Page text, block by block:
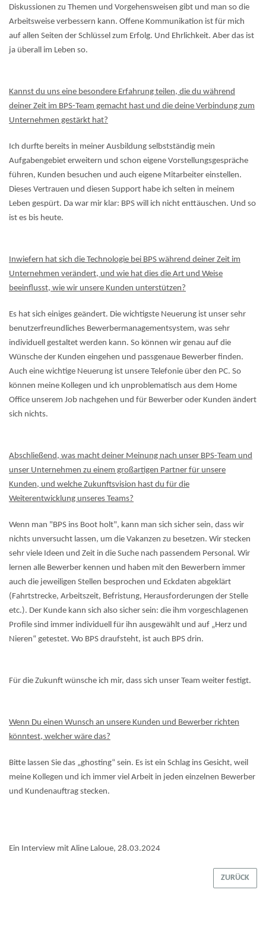
Diskussionen zu Themen und Vorgehensweisen gibt und man so die
Arbeitsweise verbessern kann. Offene Kommunikation ist für mich
auf allen Seiten der Schlüssel zum Erfolg. Und Ehrlichkeit. Aber das ist
ja überall im Leben so.
Kannst du uns eine besondere Erfahrung teilen, die du während
deiner Zeit im BPS-Team gemacht hast und die deine Verbindung zum
Unternehmen gestärkt hat?
Ich durfte bereits in meiner Ausbildung selbstständig mein
Aufgabengebiet erweitern und schon eigene Vorstellungsgespräche
führen, Kunden besuchen und auch eigene Mitarbeiter einstellen.
Dieses Vertrauen und diesen Support habe ich selten in meinem
Leben gespürt. Da war mir klar: BPS will ich nicht enttäuschen. Und so
ist es bis heute.
Inwiefern hat sich die Technologie bei BPS während deiner Zeit im
Unternehmen verändert, und wie hat dies die Art und Weise
beeinflusst, wie wir unsere Kunden unterstützen?
Es hat sich einiges geändert. Die wichtigste Neuerung ist unser sehr
benutzerfreundliches Bewerbermanagementsystem, was sehr
individuell gestaltet werden kann. So können wir genau auf die
Wünsche der Kunden eingehen und passgenaue Bewerber finden.
Auch eine wichtige Neuerung ist unsere Telefonie über den PC. So
können meine Kollegen und ich unproblematisch aus dem Home
Office unserem Job nachgehen und für Bewerber oder Kunden ändert
sich nichts.
Abschließend, was macht deiner Meinung nach unser BPS-Team und
unser Unternehmen zu einem großartigen Partner für unsere
Kunden, und welche Zukunftsvision hast du für die
Weiterentwicklung unseres Teams?
Wenn man "BPS ins Boot holt", kann man sich sicher sein, dass wir
nichts unversucht lassen, um die Vakanzen zu besetzen. Wir stecken
sehr viele Ideen und Zeit in die Suche nach passendem Personal. Wir
lernen alle Bewerber kennen und haben mit den Bewerbern immer
auch die jeweiligen Stellen besprochen und Eckdaten abgeklärt
(Fahrtstrecke, Arbeitszeit, Befristung, Herausforderungen der Stelle
etc.). Der Kunde kann sich also sicher sein: die ihm vorgeschlagenen
Profile sind immer individuell für ihn ausgewählt und auf „Herz und
Nieren“ getestet. Wo BPS draufsteht, ist auch BPS drin.
Für die Zukunft wünsche ich mir, dass sich unser Team weiter festigt.
Wenn Du einen Wunsch an unsere Kunden und Bewerber richten
könntest, welcher wäre das?
Bitte lassen Sie das „ghosting“ sein. Es ist ein Schlag ins Gesicht, weil
meine Kollegen und ich immer viel Arbeit in jeden einzelnen Bewerber
und Kundenauftrag stecken.
Ein Interview mit Aline Laloue, 28.03.2024
ZURÜCK